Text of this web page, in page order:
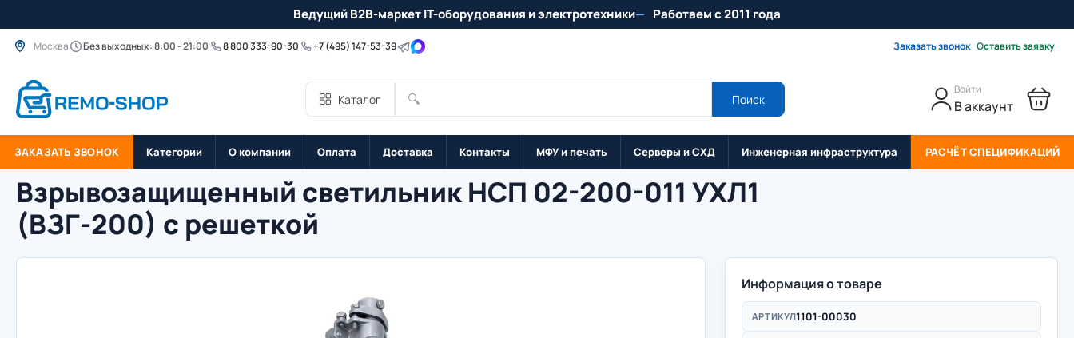
Ведущий B2B-маркет IT-оборудования и электротехники Работаем с 2011 года
Москва Без выходных: 8:00 - 21:00 8 800 333-90-30 +7 (495) 147-53-39 Заказать звонок Оставить заявку
Каталог 🔍 Поиск
Войти
В аккаунт
ЗАКАЗАТЬ ЗВОНОК Категории О компании Оплата Доставка Контакты МФУ и печать Серверы и СХД Инженерная инфраструктура РАСЧЁТ СПЕЦИФИКАЦИЙ
Взрывозащищенный светильник НСП 02-200-011 УХЛ1
(ВЗГ-200) с решеткой
Информация о товаре
АРТИКУЛ1101-00030